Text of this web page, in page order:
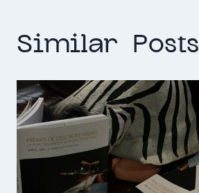
Similar Posts